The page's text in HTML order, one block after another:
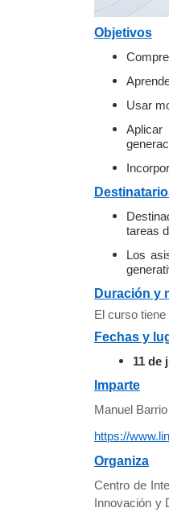
Objetivos
Usar
Aplicar
tareas
Los
Duración y
El curso
Fechas y
11 de
Imparte
Manuel
https://
Organiza
Centro de
Innovación y